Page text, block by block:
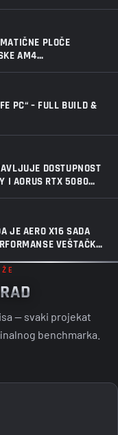
PLOČE
AM4
PC“ – FULL BUILD &
DOSTUPNOST
I AORUS RTX 5080
JE AERO X16 SADA
VEŠTAČKE
— svaki projekat
benchmarka.